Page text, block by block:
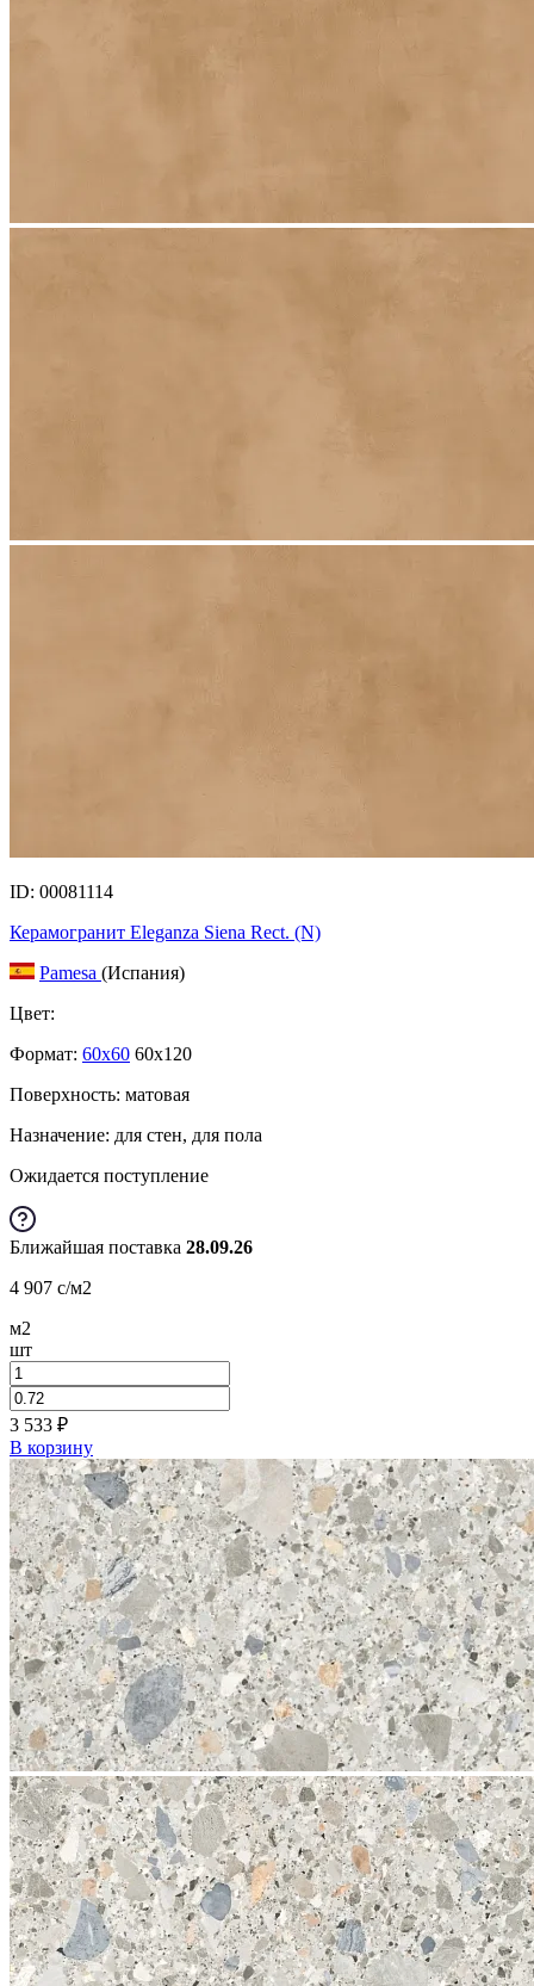
ID: 00081114
Керамогранит Eleganza Siena Rect. (N)
Pamesa (Испания)
Цвет:
Формат: 60x60 60x120
Поверхность: матовая
Назначение: для стен, для пола
Ожидается поступление
Ближайшая поставка 28.09.26
4 907 c/м2
м2
шт
3 533 ₽
В корзину